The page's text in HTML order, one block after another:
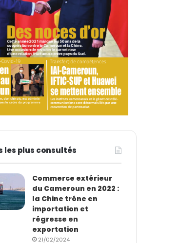
les plus consultés
Commerce extérieur
du Cameroun en 2022 :
la Chine trône en
importation et
régresse en
exportation
21/02/2024